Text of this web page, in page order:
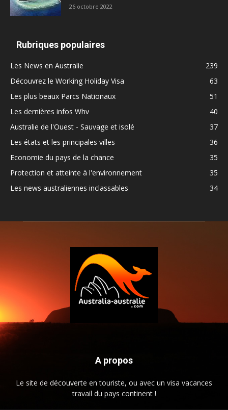
26 octobre 2022
Rubriques populaires
Les News en Australie
239
Découvrez le Working Holiday Visa
63
Les plus beaux Parcs Nationaux
51
Les dernières infos Whv
40
Australie de l'Ouest - Sauvage et isolé
37
Les états et les principales villes
36
Economie du pays de la chance
35
Protection et atteinte à l'environnement
35
Les news australiennes inclassables
34
A propos
Le site de découverte en touriste, ou avec un visa vacances
travail du pays continent !